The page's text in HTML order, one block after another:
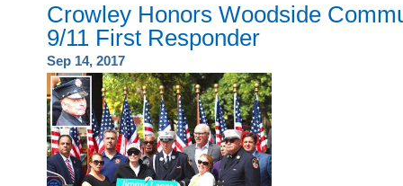
Crowley Honors Woodside
9/11 First Responder
Sep 14, 2017